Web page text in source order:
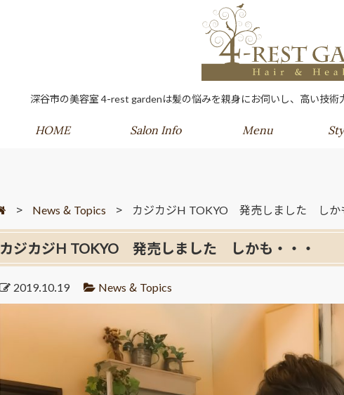
深谷市の美容室 4-rest gardenは髪の悩みを親身にお伺いし、高い技術
HOME Salon Info Menu
> News & Topics > カジカジH TOKYO 発売しました しか
カジカジH TOKYO 発売しました しかも・・・
2019.10.19 News & Topics